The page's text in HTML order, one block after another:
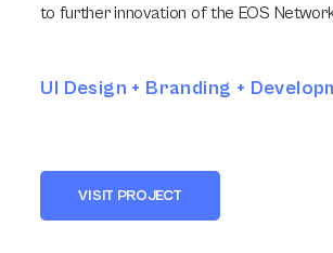
to further innovation of the EOS
UI Design + Branding +
VISIT PROJECT